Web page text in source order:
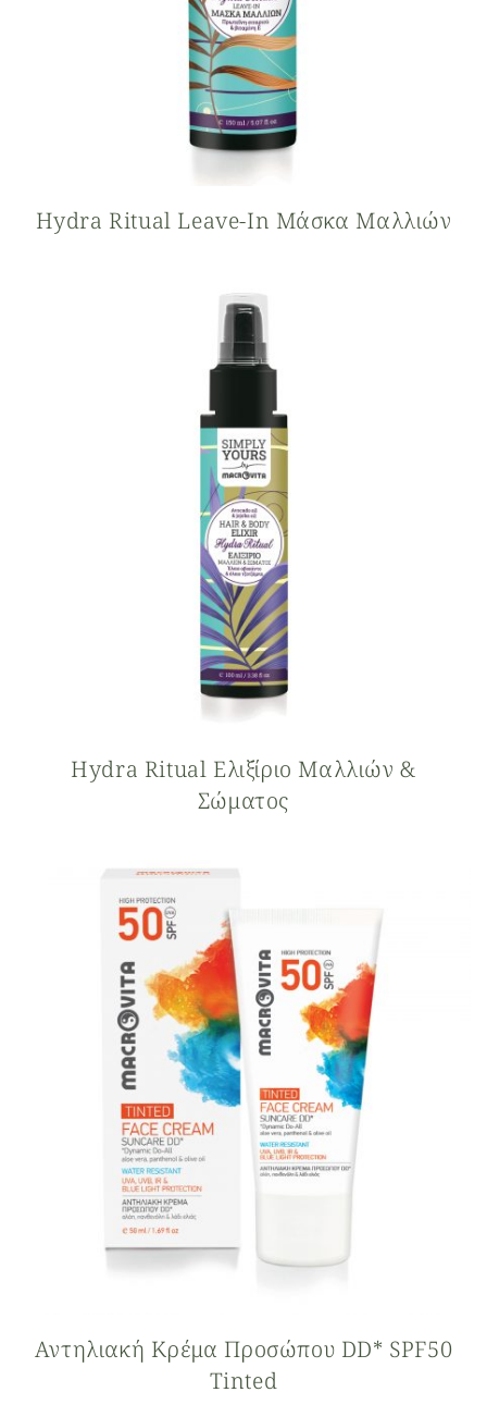
Hydra Ritual Leave-In Μάσκα Μαλλιών
Hydra Ritual Ελιξίριο Μαλλιών &
Σώματος
Αντηλιακή Κρέμα Προσώπου DD* SPF50
Τinted